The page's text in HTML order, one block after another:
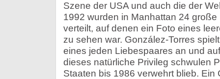
Szene der USA und auch die der
1992 wurden in Manhattan 24
verteilt, auf denen ein Foto eines
zu sehen war. González-Torres
eines jeden Liebespaares an und
dieses natürliche Privileg schwulen
Staaten bis 1986 verwehrt blieb. Ein